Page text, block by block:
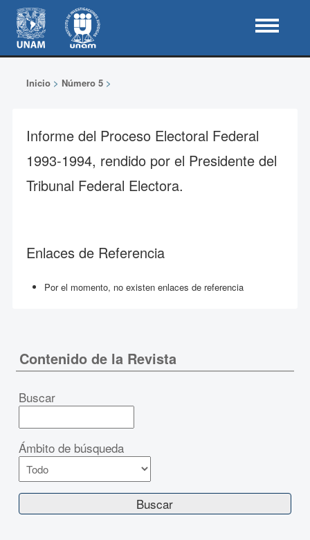
Inicio> Número 5>
Informe del Proceso Electoral Federal
1993-1994, rendido por el Presidente del
Tribunal Federal Electora.
Enlaces de Referencia
Por el momento, no existen enlaces de referencia
Contenido de la Revista
Buscar
Ámbito de búsqueda